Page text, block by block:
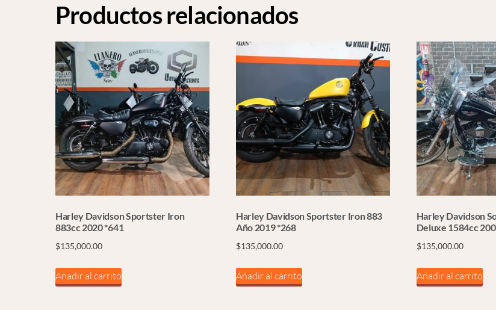
Productos relacionados
Harley Davidson Sportster Iron
883cc 2020 *641
$135,000.00
Añadir al carrito
Harley Davidson Sportster Iron 883
Año 2019 *268
$135,000.00
Añadir al carrito
Harley Davidson
Deluxe 1584cc
$135,000.00
Añadir al carrito